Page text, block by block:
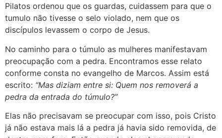
Pilatos ordenou que os guardas, cuidassem para que o
tumulo não tivesse o selo violado, nem que os
discípulos levassem o corpo de Jesus.
No caminho para o túmulo as mulheres manifestavam
preocupação com a pedra. Encontramos esse relato
conforme consta no evangelho de Marcos. Assim está
escrito: “Mas diziam entre si: Quem nos removerá a
pedra da entrada do túmulo?”
Elas não precisavam se preocupar com isso, pois Cristo
já não estava mais lá a pedra já havia sido removida, de